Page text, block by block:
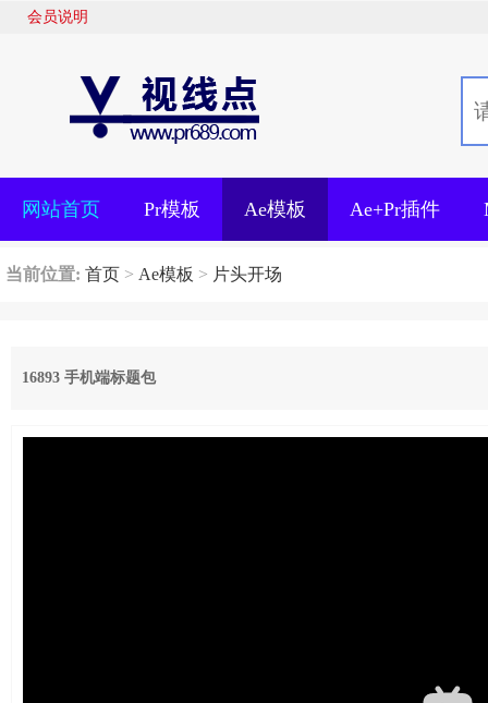
会员说明
网站首页 Pr模板 Ae模板 Ae+Pr插件
当前位置: 首页 > Ae模板 > 片头开场
16893 手机端标题包